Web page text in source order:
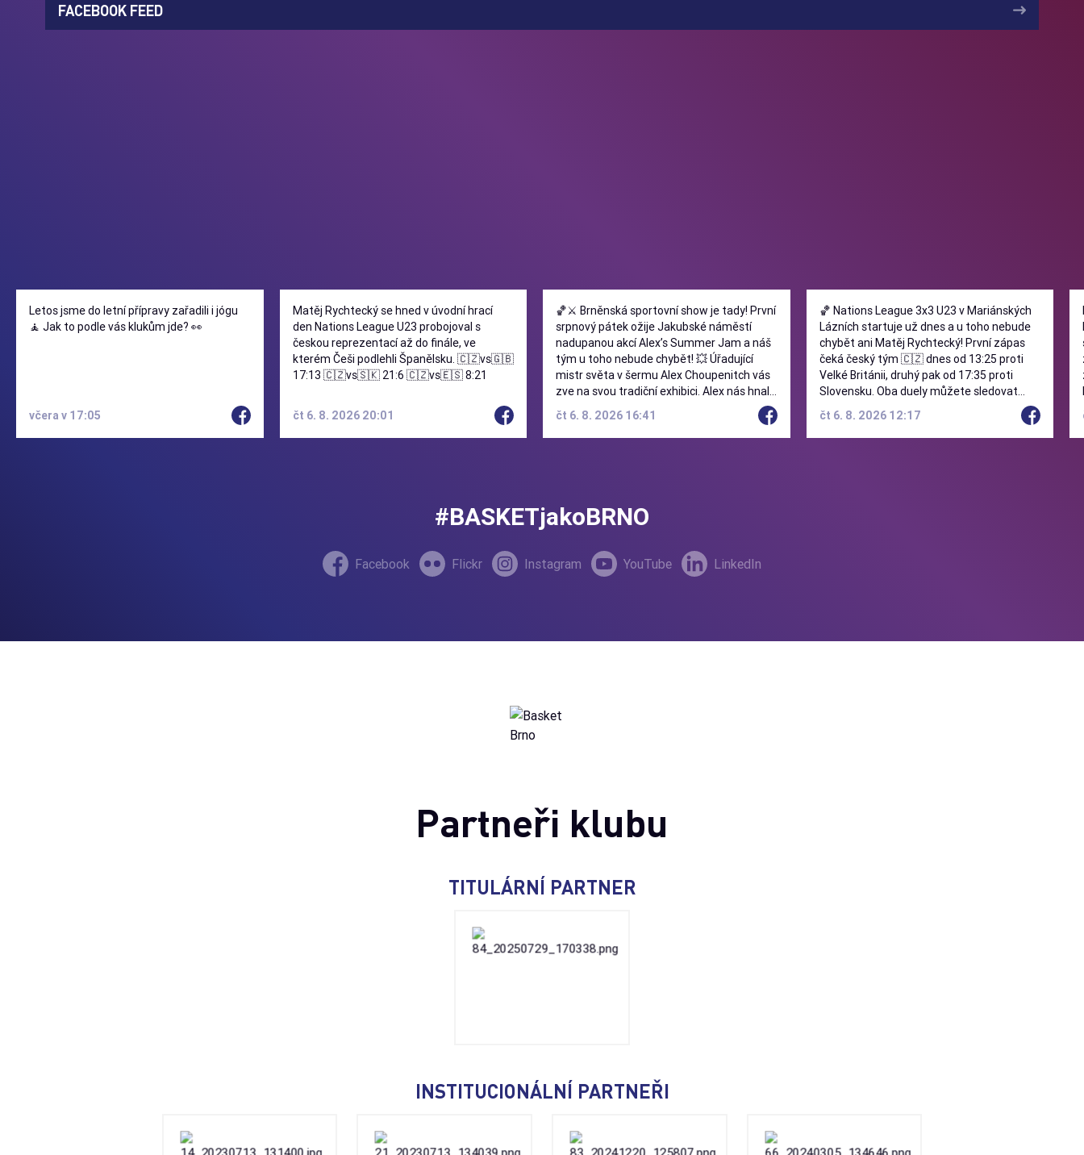
FACEBOOK FEED
Letos jsme do letní přípravy zařadili i jógu
🧘 Jak to podle vás klukům jde? 👀
včera v 17:05
Matěj Rychtecký se hned v úvodní hrací
den Nations League U23 probojoval s
českou reprezentací až do finále, ve
kterém Češi podlehli Španělsku. 🇨🇿vs🇬🇧
17:13 🇨🇿vs🇸🇰 21:6 🇨🇿vs🇪🇸 8:21
čt 6. 8. 2026 20:01
🏀⚔️ Brněnská sportovní show je tady! První
srpnový pátek ožije Jakubské náměstí
nadupanou akcí Alex’s Summer Jam a náš
tým u toho nebude chybět! 💥 Úřadující
mistr světa v šermu Alex Choupenitch vás
zve na svou tradiční exhibici. Alex nás hnal
kupředu během play-off, teď jdeme
podpořit my jeho! 💪 Můžete se těšit na
napínavé šermířské duely a navíc Viktora
čt 6. 8. 2026 16:41
🏀 Nations League 3x3 U23 v Mariánských
Lázních startuje už dnes a u toho nebude
chybět ani Matěj Rychtecký! První zápas
čeká český tým 🇨🇿 dnes od 13:25 proti
Velké Británii, druhý pak od 17:35 proti
Slovensku. Oba duely můžete sledovat
živě na YouTube kanálu FIBA 3x3!
čt 6. 8. 2026 12:17
#BASKETjakoBRNO
Facebook Flickr Instagram YouTube LinkedIn
Partneři klubu
TITULÁRNÍ PARTNER
INSTITUCIONÁLNÍ PARTNEŘI